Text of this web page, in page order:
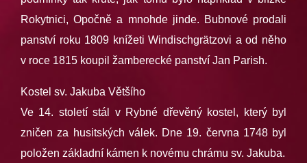
Rokytnici, Opočně a mnohde jinde. Bubnové prodali
panství roku 1809 knížeti Windischgrätzovi a od něho
v roce 1815 koupil žamberecké panství Jan Parish.
Kostel sv. Jakuba Většího
Ve 14. století stál v Rybné dřevěný kostel, který byl
zničen za husitských válek. Dne 19. června 1748 byl
položen základní kámen k novému chrámu sv. Jakuba.